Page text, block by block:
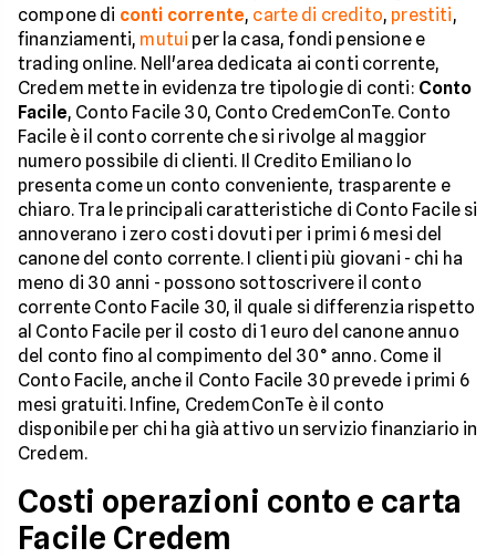
compone di conti corrente, carte di credito, prestiti,
finanziamenti, mutui per la casa, fondi pensione e
trading online. Nell'area dedicata ai conti corrente,
Credem mette in evidenza tre tipologie di conti: Conto
Facile, Conto Facile 30, Conto CredemConTe. Conto
Facile è il conto corrente che si rivolge al maggior
numero possibile di clienti. Il Credito Emiliano lo
presenta come un conto conveniente, trasparente e
chiaro. Tra le principali caratteristiche di Conto Facile si
annoverano i zero costi dovuti per i primi 6 mesi del
canone del conto corrente. I clienti più giovani - chi ha
meno di 30 anni - possono sottoscrivere il conto
corrente Conto Facile 30, il quale si differenzia rispetto
al Conto Facile per il costo di 1 euro del canone annuo
del conto fino al compimento del 30° anno. Come il
Conto Facile, anche il Conto Facile 30 prevede i primi 6
mesi gratuiti. Infine, CredemConTe è il conto
disponibile per chi ha già attivo un servizio finanziario in
Credem.
Costi operazioni conto e carta
Facile Credem